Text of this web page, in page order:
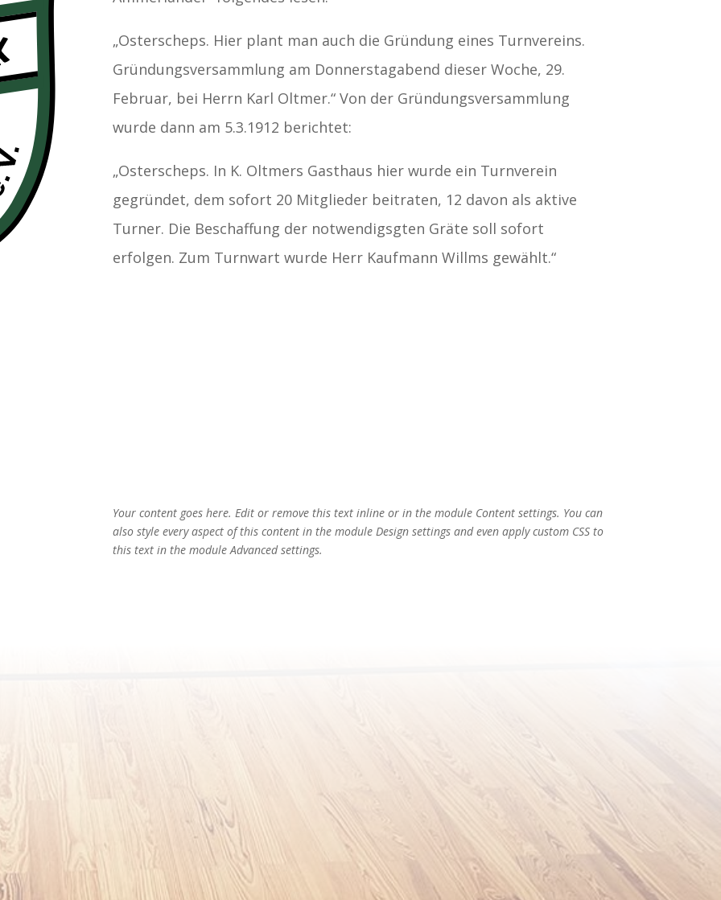
„Osterscheps. Hier plant man auch die Gründung eines Turnvereins.
Gründungsversammlung am Donnerstagabend dieser Woche, 29.
Februar, bei Herrn Karl Oltmer.“ Von der Gründungsversammlung
wurde dann am 5.3.1912 berichtet:
„Osterscheps. In K. Oltmers Gasthaus hier wurde ein Turnverein
gegründet, dem sofort 20 Mitglieder beitraten, 12 davon als aktive
Turner. Die Beschaffung der notwendigsgten Gräte soll sofort
erfolgen. Zum Turnwart wurde Herr Kaufmann Willms gewählt.“
Your content goes here. Edit or remove this text inline or in the module Content settings. You can
also style every aspect of this content in the module Design settings and even apply custom CSS to
this text in the module Advanced settings.